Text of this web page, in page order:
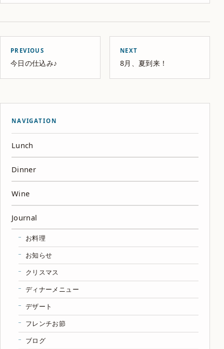
PREVIOUS
今日の仕込み♪
NEXT
8月、夏到来！
NAVIGATION
Lunch
Dinner
Wine
Journal
お料理
お知らせ
クリスマス
ディナーメニュー
デザート
フレンチお節
ブログ